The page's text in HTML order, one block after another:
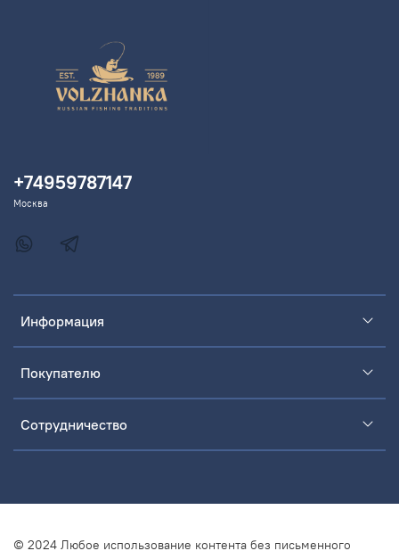
Информация
Покупателю
Сотрудничество
+74959787147
Москва
© 2024 Любое использование контента без письменного